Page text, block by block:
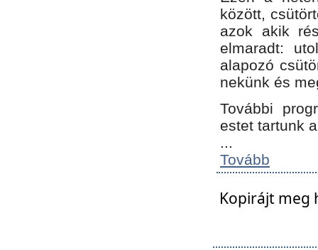
között,
azok akik
elmaradt:
alapozó
nekünk és
További
estet tartunk
...
Tovább
Kopirájt meg